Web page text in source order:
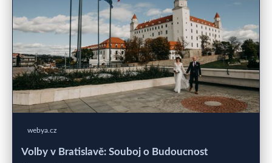
webya.cz
Volby v Bratislavě: Souboj o Budoucnost